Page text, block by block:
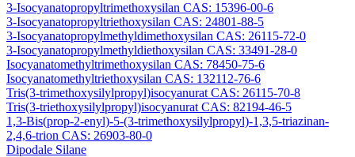
3-Isocyanatopropyltrimethoxysilan CAS: 15396-00-6
3-Isocyanatopropyltriethoxysilan CAS: 24801-88-5
3-Isocyanatopropylmethyldimethoxysilan CAS: 26115-72-0
3-Isocyanatopropylmethyldiethoxysilan CAS: 33491-28-0
Isocyanatomethyltrimethoxysilan CAS: 78450-75-6
Isocyanatomethyltriethoxysilan CAS: 132112-76-6
Tris(3-trimethoxysilylpropyl)isocyanurat CAS: 26115-70-8
Tris(3-triethoxysilylpropyl)isocyanurat CAS: 82194-46-5
1,3-Bis(prop-2-enyl)-5-(3-trimethoxysilylpropyl)-1,3,5-triazinan-
2,4,6-trion CAS: 26903-80-0
Dipodale Silane